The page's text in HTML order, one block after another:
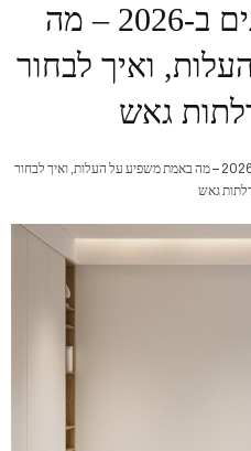
מחירי דלתות פנים ב-2026 – מה
ואיך לבחור
גאש
מחירי דלתות פנים ב-2026 – מה באמת משפיע על העלות, ואיך לבחור
גאש